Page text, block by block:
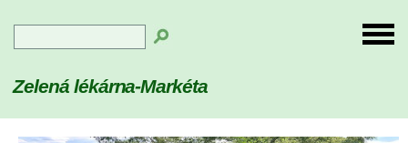
Zelená lékárna-Markéta